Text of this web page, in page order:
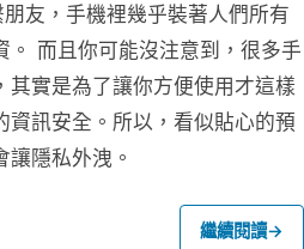
友，手機裡幾乎裝著人們所有
。 而且你可能沒注意到，很多手
其實是為了讓你方便使用才這樣
資訊安全。所以，看似貼心的預
隱私外洩。
繼續閱讀→